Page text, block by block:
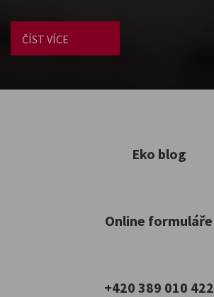
ČÍST VÍCE
Eko blog
Online formuláře
+420 389 010 422